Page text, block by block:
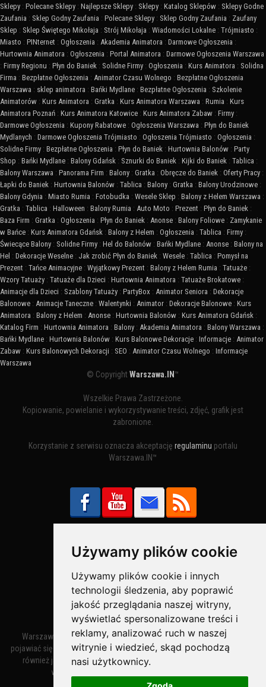
Używamy plików cookie
Używamy plików cookie i innych
technologii śledzenia, aby poprawić
jakość przeglądania naszej witryny,
wyświetlać spersonalizowane treści i
reklamy, analizować ruch w naszej
witrynie i wiedzieć, skąd pochodzą
nasi użytkownicy.
Sklepy : Polecane Sklepy : Najlepsze Sklepy : Sklepy : Katalog Sklepów : Sklepy Godne
Zaufania : Sklep Godny Zaufania : Polecane Sklepy : Sklep Godny Zaufania : Zaufany
Sklep : Sklep Świętego Mikołaja : Strój Mikołaja : Wiadomości Lokalne : Trójmiasto :
Miasto : PINternet : Ogłoszenia : Akademia Animatora : Darmowe Ogłoszenia :
Hurtownia Animatora : Ogłoszenia : Portal Animatora : Darmowe Ogłoszenia Warszawa
: Firmy Regionu : Płyn do Baniek : Solidne Firmy : Ogłoszenia : Kurs Animatora : Solidna
Firma : Bezpłatne Ogłoszenia : Animator Czasu Wolnego : Bezpłatne Ogłoszenia
Warszawa : sklep animatora : Bańki Mydlane : Bezpłatne Ogłoszenia : Szkolenie
Animatorów : Kurs Animatora : Gratka : Kurs Animatora Warszawa : Rumia : Kurs
Animatora Poznań : Kurs Animatora Katowice : Kurs Animatora Zabaw : Firmy :
Darmowe Ogłoszenia : Kupony Rabatowe : Ogłoszenia Warszawa : Płyn do Baniek
Mydlanych : Darmowe Ogłoszenia Trójmiasto : Ogłoszenia Trójmiasto : Ogłoszenia :
Solidne Firmy : Bezpłatne Ogłoszenia : Płyn do Baniek : Hurtownia Balonów : Party
Shop : Bańki Mydlane : Balony Gdańsk : Sznurki do Baniek : Kijki do Baniek : Tablica :
Balony Warszawa : Panorama Firm : Balony : Gratka : Obręcze do Baniek : Oferty Pracy :
Łapki do Baniek : Hurtownia Balonów : Tablica : Balony : Gratka : Balony Urodzinowe :
Balony Gdynia : Miasto Rumia : Fotobudka : Wesele Sklep : Balony z Helem Warszawa :
Gratka : Tablica : Halloween : Balony Rumia : Auto Moto : Prezent : Płyn do Baniek :
Baza Firm : Gratka : Ogłoszenia : Płyn do Baniek : Anonse : Balony Foliowe : Zamykanie
w Bańce : Kurs Animatora Gdańsk : Balony z Helem : Ogłoszenia : Tablica : Firmy :
Świecące Balony : Solidne Firmy : Hel do Balonów : Bańki Mydlane : Anonse : Balony na
Hel : Dekoracje Weselne : Jak zrobić Płyn do Baniek : Wesele : Tablica : Pomysł na
Prezent : Tańce Animacyjne : Wyjątkowy Prezent : Balony z Helem Rumia : Tatuaże :
Wzory Tatuaży : Tatuaże dla Dzieci : Hurtownia Animatora : Tatuaże Brokatowe :
Animacje dla Dzieci : Szablony Tatuaży : PartyBox : Animator Seniora : Dekoracje
Balonowe : Animacje Taneczne : Walentynki : Animator : Dekoracje Balonowe : Kurs
Animatora : Balony z Helem : Anonse : Hurtownia Balonów : Kurs Animatora Gdańsk :
Katalog Firm : Hurtownia Animatora : Balony : Akademia Animatora : Balony Warszawa :
Bańki Mydlane : Hurtownia Balonów : Kurs Balonowe Dekoracje : Informacje : Animator
Zabaw : Kurs Balonowych Dekoracji : SEO : Animator Czasu Wolnego : Informacje
Warszawa
© CopyrightWarszawa.IN ™
Wszelkie Prawa Zastrzeżone.
Kopiowanie, powielanie i wykorzystywanie treści, zdjęć, grafik jest
zabronione.
Korzystanie z serwisu oznacza akceptację regulaminu portalu
Warszawa.IN™
Bezpieczne Płatności obsługuje:
Warszawa – miasto stołeczne Warszawa. Nazwa miasta zaczęła
pojawiać się w dokumentach w XIV wieku jako Warszewa, a od XV wieku
również jako Warszowa. Zmiana nazwy na Warszawa w XV wieku
wynikała z mazowieckiej wymowy dialektycznej.